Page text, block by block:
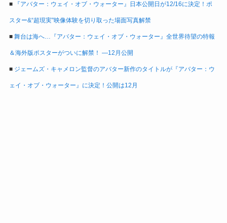
■ 『アバター：ウェイ・オブ・ウォーター』日本公開日が12/16に決定！ポ
スター&“超現実”映像体験を切り取った場面写真解禁
■ 舞台は海へ…『アバター：ウェイ・オブ・ウォーター』全世界待望の特報
＆海外版ポスターがついに解禁！ ―12月公開
■ ジェームズ・キャメロン監督のアバター新作のタイトルが『アバター：ウ
ェイ・オブ・ウォーター』に決定！公開は12月